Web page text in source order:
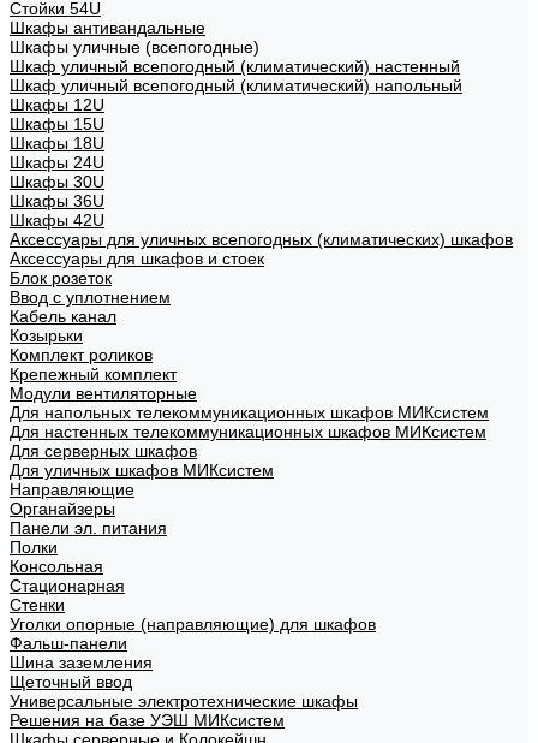
Стойки 54U
Шкафы антивандальные
Шкафы уличные (всепогодные)
Шкаф уличный всепогодный (климатический) настенный
Шкаф уличный всепогодный (климатический) напольный
Шкафы 12U
Шкафы 15U
Шкафы 18U
Шкафы 24U
Шкафы 30U
Шкафы 36U
Шкафы 42U
Аксессуары для уличных всепогодных (климатических) шкафов
Аксессуары для шкафов и стоек
Блок розеток
Ввод с уплотнением
Кабель канал
Козырьки
Комплект роликов
Крепежный комплект
Модули вентиляторные
Для напольных телекоммуникационных шкафов МИКсистем
Для настенных телекоммуникационных шкафов МИКсистем
Для серверных шкафов
Для уличных шкафов МИКсистем
Направляющие
Органайзеры
Панели эл. питания
Полки
Консольная
Стационарная
Стенки
Уголки опорные (направляющие) для шкафов
Фальш-панели
Шина заземления
Щеточный ввод
Универсальные электротехнические шкафы
Решения на базе УЭШ МИКсистем